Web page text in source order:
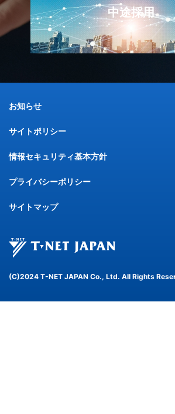
中途採用
お知らせ
サイトポリシー
情報セキュリティ基本方針
プライバシーポリシー
サイトマップ
(C)2024 T-NET JAPAN Co., Ltd. All Rights